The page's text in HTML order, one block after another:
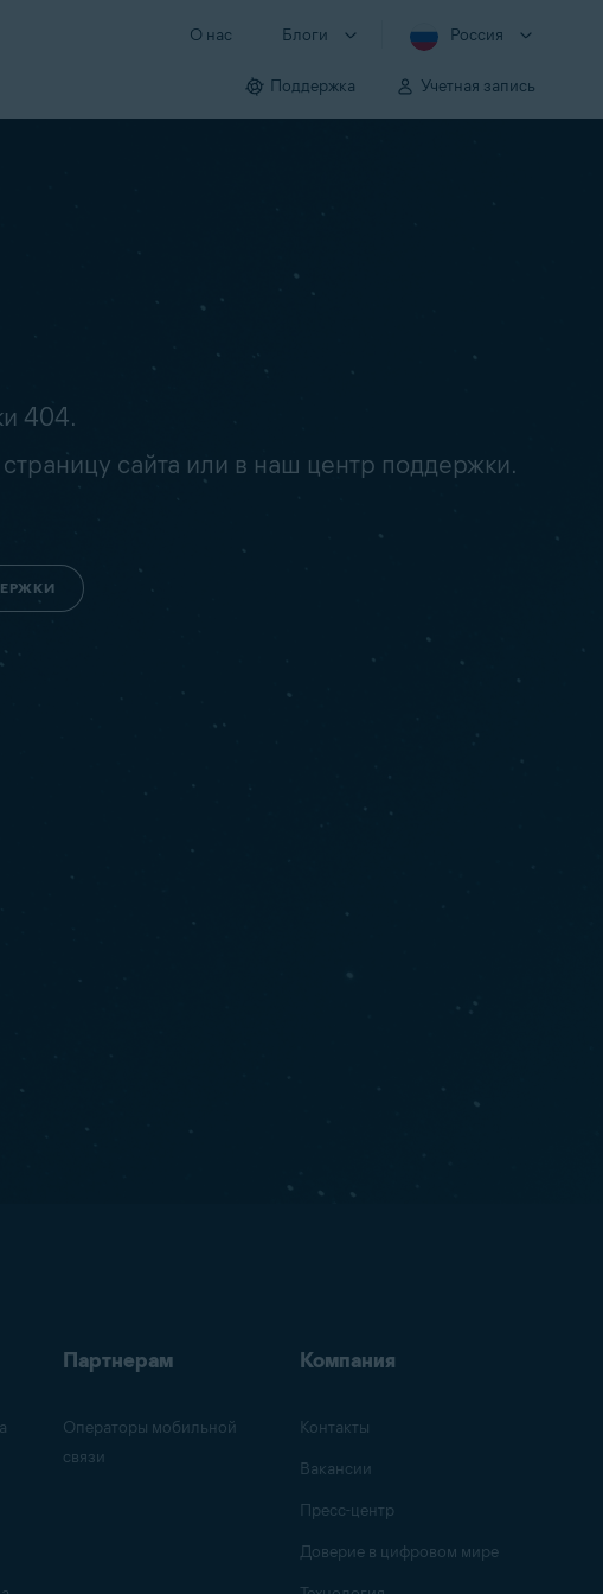
О нас Блоги Россия
Поддержка Учетная запись
404.
сайта или в наш центр поддержки.
Партнерам
Операторы мобильной
связи
Компания
Контакты
Вакансии
Пресс-центр
Доверие в цифровом мире